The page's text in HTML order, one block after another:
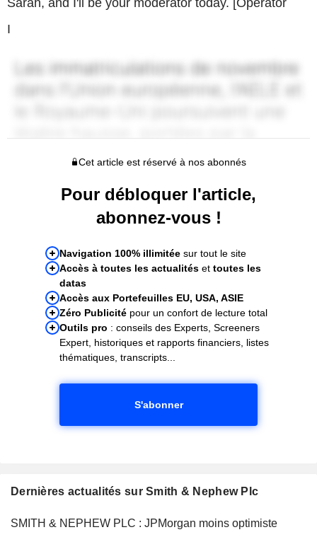
I
Cet article est réservé à nos abonnés
Pour débloquer l'article,
abonnez-vous !
Navigation 100% illimitée sur tout le site
Accès à toutes les actualités et toutes les
datas
Accès aux Portefeuilles EU, USA, ASIE
Zéro Publicité pour un confort de lecture total
Outils pro : conseils des Experts, Screeners
Expert, historiques et rapports financiers, listes
thématiques, transcripts...
S'abonner
Dernières actualités sur Smith & Nephew Plc
SMITH & NEPHEW PLC : JPMorgan moins optimiste